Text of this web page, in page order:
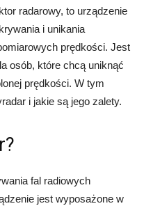
radarowy, to urządzenie
i unikania
prędkości. Jest
osób, które chcą uniknąć
prędkości. W tym
i jakie są jego zalety.
fal radiowych
jest wyposażone w